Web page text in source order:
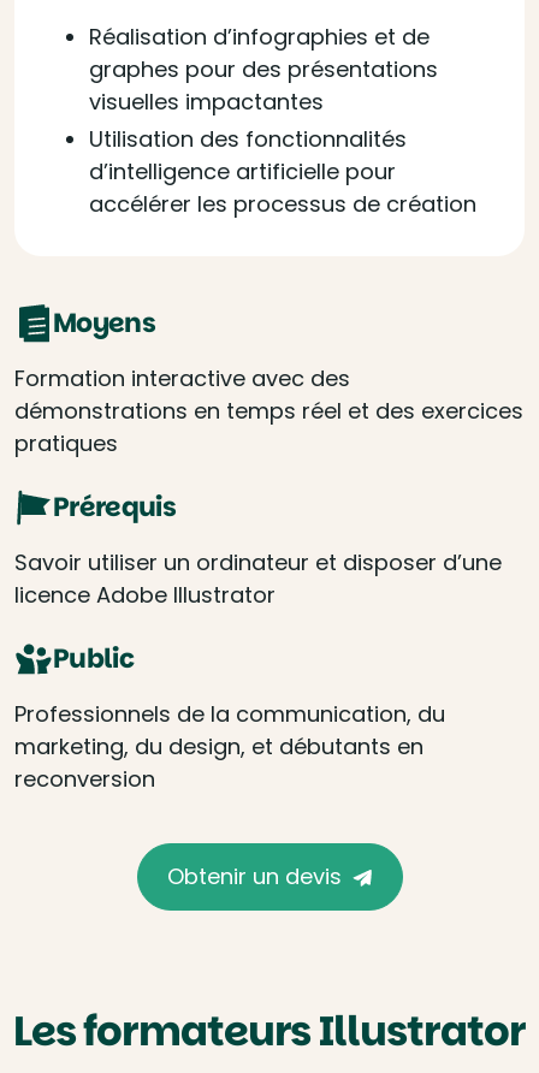
Réalisation d’infographies et de
graphes pour des présentations
visuelles impactantes
Utilisation des fonctionnalités
d’intelligence artificielle pour
accélérer les processus de création
Moyens
Formation interactive avec des
démonstrations en temps réel et des exercices
pratiques
Prérequis
Savoir utiliser un ordinateur et disposer d’une
licence Adobe Illustrator
Public
Professionnels de la communication, du
marketing, du design, et débutants en
reconversion
Obtenir un devis
Les formateurs Illustrator